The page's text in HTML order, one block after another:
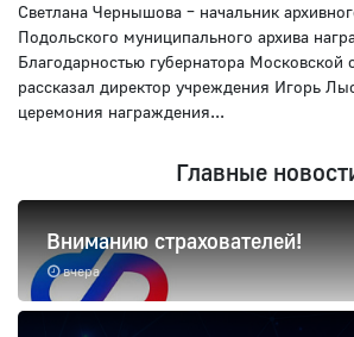
Светлана Чернышова – начальник
Подольского муниципального архива
Благодарностью губернатора Московской
рассказал директор учреждения Игорь
церемония награждения...
Главные
вчера
Вниманию страхователей!